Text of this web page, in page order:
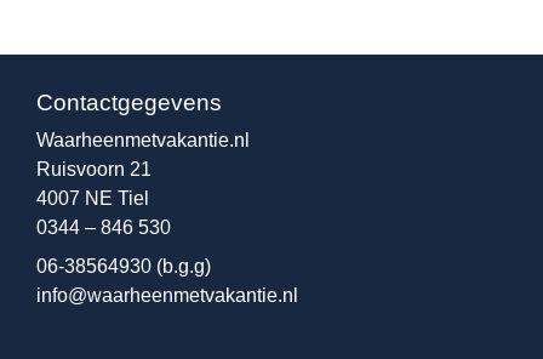
Contactgegevens
Waarheenmetvakantie.nl
Ruisvoorn 21
4007 NE Tiel
0344 – 846 530
06-38564930 (b.g.g)
info@waarheenmetvakantie.nl